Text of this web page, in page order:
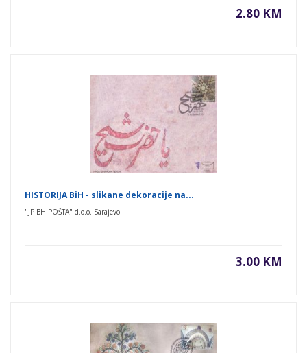
2.80 KM
HISTORIJA BiH - slikane dekoracije na...
"JP BH POŠTA" d.o.o. Sarajevo
3.00 KM